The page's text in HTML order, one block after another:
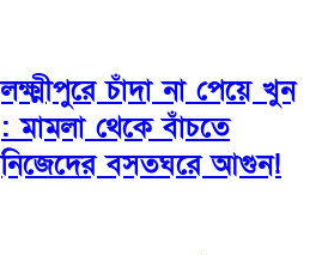
লক্ষ্মীপুরে চাঁদা না পেয়ে খুন
: মামলা থেকে বাঁচতে
নিজেদের বসতঘরে আগুন!